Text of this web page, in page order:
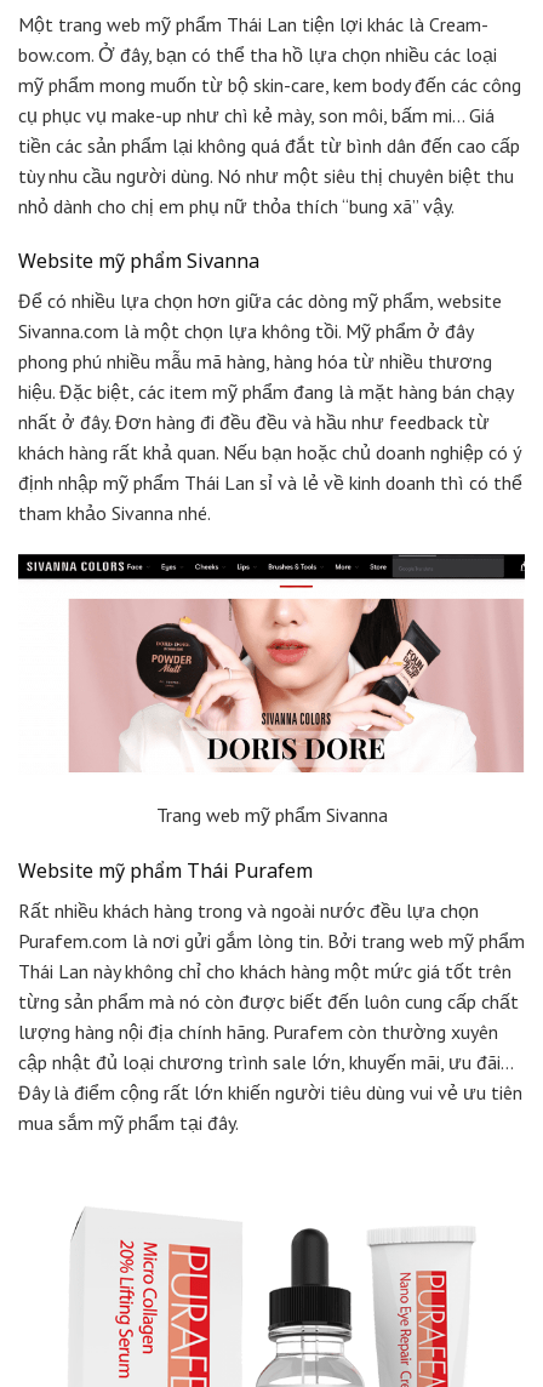
Một trang web mỹ phẩm Thái Lan tiện lợi khác là Cream-
bow.com. Ở đây, bạn có thể tha hồ lựa chọn nhiều các loại
mỹ phẩm mong muốn từ bộ skin-care, kem body đến các công
cụ phục vụ make-up như chì kẻ mày, son môi, bấm mi… Giá
tiền các sản phẩm lại không quá đắt từ bình dân đến cao cấp
tùy nhu cầu người dùng. Nó như một siêu thị chuyên biệt thu
nhỏ dành cho chị em phụ nữ thỏa thích “bung xã” vậy.
Website mỹ phẩm Sivanna
Để có nhiều lựa chọn hơn giữa các dòng mỹ phẩm, website
Sivanna.com là một chọn lựa không tồi. Mỹ phẩm ở đây
phong phú nhiều mẫu mã hàng, hàng hóa từ nhiều thương
hiệu. Đặc biệt, các item mỹ phẩm đang là mặt hàng bán chạy
nhất ở đây. Đơn hàng đi đều đều và hầu như feedback từ
khách hàng rất khả quan. Nếu bạn hoặc chủ doanh nghiệp có ý
định nhập mỹ phẩm Thái Lan sỉ và lẻ về kinh doanh thì có thể
tham khảo Sivanna nhé.
Trang web mỹ phẩm Sivanna
Website mỹ phẩm Thái Purafem
Rất nhiều khách hàng trong và ngoài nước đều lựa chọn
Purafem.com là nơi gửi gắm lòng tin. Bởi trang web mỹ phẩm
Thái Lan này không chỉ cho khách hàng một mức giá tốt trên
từng sản phẩm mà nó còn được biết đến luôn cung cấp chất
lượng hàng nội địa chính hãng. Purafem còn thường xuyên
cập nhật đủ loại chương trình sale lớn, khuyến mãi, ưu đãi…
Đây là điểm cộng rất lớn khiến người tiêu dùng vui vẻ ưu tiên
mua sắm mỹ phẩm tại đây.